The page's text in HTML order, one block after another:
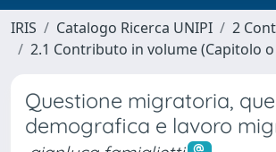
IRIS Catalogo Ricerca UNIPI
2
2.1 Contributo in volume (Capitolo
Questione migratoria,
demografica e lavoro